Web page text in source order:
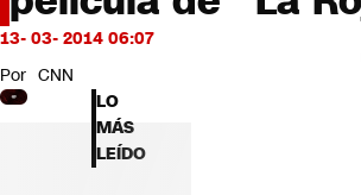
Servicios
Bits
CNN Data
CNN tiempo
Futuro 360
13- 03- 2014 06:07
Por CNN
LO
MÁS
LEÍDO